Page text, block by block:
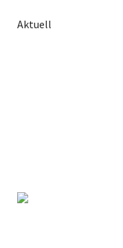
Aktuell